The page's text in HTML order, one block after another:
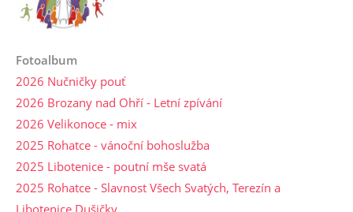
Fotoalbum
2026 Nučničky pouť
2026 Brozany nad Ohří - Letní zpívání
2026 Velikonoce - mix
2025 Rohatce - vánoční bohoslužba
2025 Libotenice - poutní mše svatá
2025 Rohatce - Slavnost Všech Svatých, Terezín a